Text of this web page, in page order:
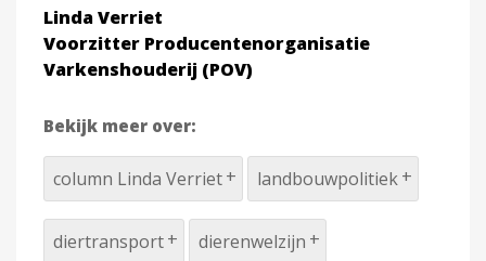
Linda Verriet
Voorzitter Producentenorganisatie
Varkenshouderij (POV)
Bekijk meer over:
column Linda Verriet landbouwpolitiek
diertransport dierenwelzijn